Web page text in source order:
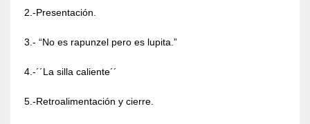
2.-Presentación.
3.- “No es rapunzel pero es lupita.”
4.-´´La silla caliente´´
5.-Retroalimentación y cierre.